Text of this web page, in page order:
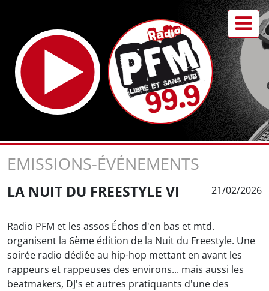
EMISSIONS-ÉVÉNEMENTS
LA NUIT DU FREESTYLE VI 21/02/2026
Radio PFM et les assos Échos d'en bas et mtd.
organisent la 6ème édition de la Nuit du Freestyle. Une
soirée radio dédiée au hip-hop mettant en avant les
rappeurs et rappeuses des environs... mais aussi les
beatmakers, DJ's et autres pratiquants d'une des